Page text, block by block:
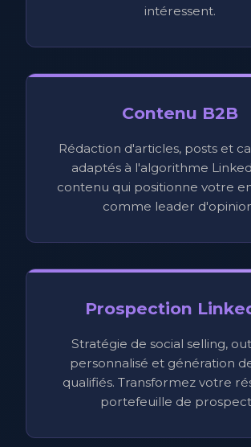
intéressent.
Contenu B2B
Rédaction d'articles, posts et
adaptés à l'algorithme
contenu qui positionne votre
comme leader
Prospection
Stratégie de social selling,
personnalisé et génération
qualifiés. Transformez votre
portefeuille de